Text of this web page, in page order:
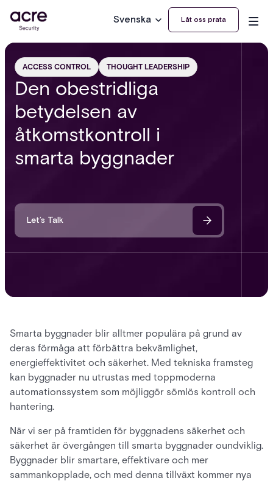
Svenska Låt oss prata
ACCESS CONTROL THOUGHT LEADERSHIP
Den obestridliga
betydelsen av
åtkomstkontroll i
smarta byggnader
Let’s Talk
Smarta byggnader blir alltmer populära på grund av
deras förmåga att förbättra bekvämlighet,
energieffektivitet och säkerhet. Med tekniska framsteg
kan byggnader nu utrustas med toppmoderna
automationssystem som möjliggör sömlös kontroll och
hantering.
När vi ser på framtiden för byggnadens säkerhet och
säkerhet är övergången till smarta byggnader oundviklig.
Byggnader blir smartare, effektivare och mer
sammankopplade, och med denna tillväxt kommer nya